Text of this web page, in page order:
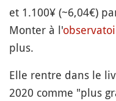
et 1.100¥ (~6,04€)
Monter à l'
plus.
Elle rentre dans le
2020 comme "plus